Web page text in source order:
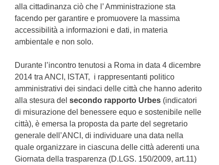
alla cittadinanza ciò che l’ Amministrazione sta
facendo per garantire e promuovere la massima
accessibilità a informazioni e dati, in materia
ambientale e non solo.
Durante l’incontro tenutosi a Roma in data 4 dicembre
2014 tra ANCI, ISTAT, i rappresentanti politico
amministrativi dei sindaci delle città che hanno aderito
alla stesura del secondo rapporto Urbes (indicatori
di misurazione del benessere equo e sostenibile nelle
città), è emersa la proposta da parte del segretario
generale dell’ANCI, di individuare una data nella
quale organizzare in ciascuna delle città aderenti una
Giornata della trasparenza (D.LGS. 150/2009, art.11)